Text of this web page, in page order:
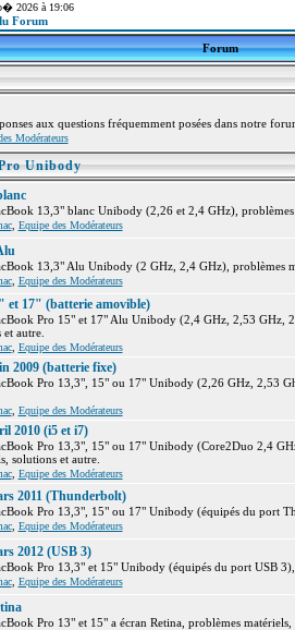
2026 à 19:06
Forum
Forum
aux questions fréquemment posées dans notre
Modérateurs
Unibody
13,3" blanc Unibody (2,26 et 2,4 GHz),
, Equipe des Modérateurs
13,3" Alu Unibody (2 GHz, 2,4 GHz), problèmes
, Equipe des Modérateurs
et 17" (batterie amovible)
Pro 15" et 17" Alu Unibody (2,4 GHz, 2,53 GHz,
autre.
, Equipe des Modérateurs
2009 (batterie fixe)
Pro 13,3", 15" ou 17" Unibody (2,26 GHz, 2,53
, Equipe des Modérateurs
2010 (i5 et i7)
Pro 13,3", 15" ou 17" Unibody (Core2Duo 2,4
solutions et autre.
, Equipe des Modérateurs
2011 (Thunderbolt)
Pro 13,3", 15" ou 17" Unibody (équipés du port
, Equipe des Modérateurs
2012 (USB 3)
Pro 13,3" et 15" Unibody (équipés du port USB
, Equipe des Modérateurs
Pro 13" et 15" a écran Retina, problèmes matériels,